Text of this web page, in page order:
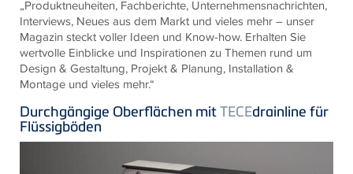
„Produktneuheiten, Fachberichte, Unternehmensnachrichten,
Interviews, Neues aus dem Markt und vieles mehr – unser
Magazin steckt voller Ideen und Know-how. Erhalten Sie
wertvolle Einblicke und Inspirationen zu Themen rund um
Design & Gestaltung, Projekt & Planung, Installation &
Montage und vieles mehr.“
Durchgängige Oberflächen mitTECEdrainline für
Flüssigböden